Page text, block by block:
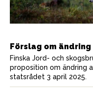
Förslag om
Finska Jord- och
proposition om ändring
statsrådet 3 april 2025.